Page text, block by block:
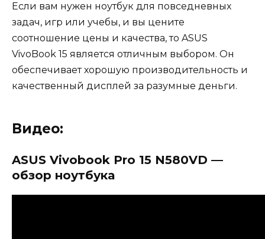
Если вам нужен ноутбук для повседневных
задач, игр или учебы, и вы цените
соотношение цены и качества, то ASUS
VivoBook 15 является отличным выбором. Он
обеспечивает хорошую производительность и
качественный дисплей за разумные деньги.
Видео:
ASUS Vivobook Pro 15 N580VD —
обзор ноутбука